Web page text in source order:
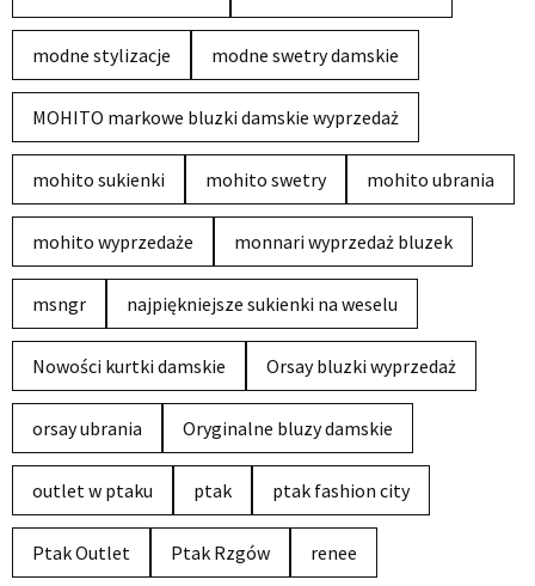
modne stylizacje modne swetry damskie
MOHITO markowe bluzki damskie wyprzedaż
mohito sukienki mohito swetry mohito ubrania
mohito wyprzedaże monnari wyprzedaż bluzek
msngr najpiękniejsze sukienki na weselu
Nowości kurtki damskie Orsay bluzki wyprzedaż
orsay ubrania Oryginalne bluzy damskie
outlet w ptaku ptak ptak fashion city
Ptak Outlet Ptak Rzgów renee